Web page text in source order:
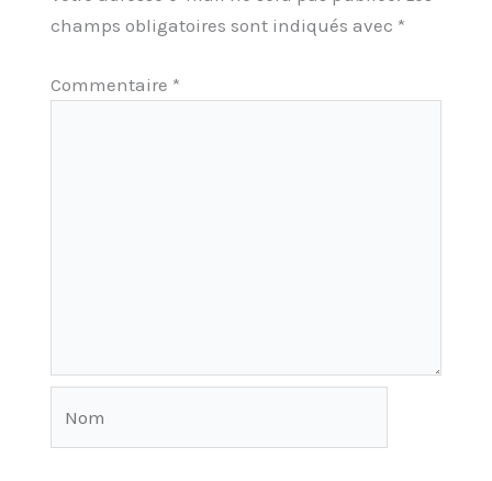
champs obligatoires sont indiqués avec *
Commentaire *